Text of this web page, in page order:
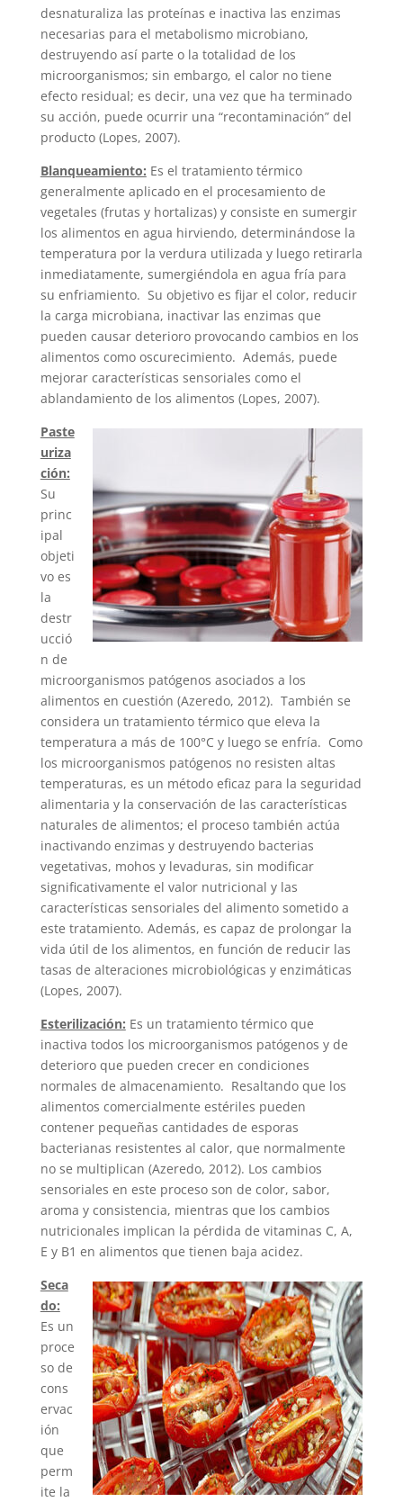
desnaturaliza las proteínas e inactiva las enzimas
necesarias para el metabolismo microbiano,
destruyendo así parte o la totalidad de los
microorganismos; sin embargo, el calor no tiene
efecto residual; es decir, una vez que ha terminado
su acción, puede ocurrir una “recontaminación” del
producto (Lopes, 2007).
Blanqueamiento: Es el tratamiento térmico
generalmente aplicado en el procesamiento de
vegetales (frutas y hortalizas) y consiste en sumergir
los alimentos en agua hirviendo, determinándose la
temperatura por la verdura utilizada y luego retirarla
inmediatamente, sumergiéndola en agua fría para
su enfriamiento. Su objetivo es fijar el color, reducir
la carga microbiana, inactivar las enzimas que
pueden causar deterioro provocando cambios en los
alimentos como oscurecimiento. Además, puede
mejorar características sensoriales como el
ablandamiento de los alimentos (Lopes, 2007).
Paste
uriza
ción:
Su
princ
ipal
objeti
vo es
la
destr
ucció
n de
microorganismos patógenos asociados a los
alimentos en cuestión (Azeredo, 2012). También se
considera un tratamiento térmico que eleva la
temperatura a más de 100°C y luego se enfría. Como
los microorganismos patógenos no resisten altas
temperaturas, es un método eficaz para la seguridad
alimentaria y la conservación de las características
naturales de alimentos; el proceso también actúa
inactivando enzimas y destruyendo bacterias
vegetativas, mohos y levaduras, sin modificar
significativamente el valor nutricional y las
características sensoriales del alimento sometido a
este tratamiento. Además, es capaz de prolongar la
vida útil de los alimentos, en función de reducir las
tasas de alteraciones microbiológicas y enzimáticas
(Lopes, 2007).
Esterilización: Es un tratamiento térmico que
inactiva todos los microorganismos patógenos y de
deterioro que pueden crecer en condiciones
normales de almacenamiento. Resaltando que los
alimentos comercialmente estériles pueden
contener pequeñas cantidades de esporas
bacterianas resistentes al calor, que normalmente
no se multiplican (Azeredo, 2012). Los cambios
sensoriales en este proceso son de color, sabor,
aroma y consistencia, mientras que los cambios
nutricionales implican la pérdida de vitaminas C, A,
E y B1 en alimentos que tienen baja acidez.
Seca
do:
Es un
proce
so de
cons
ervac
ión
que
perm
ite la